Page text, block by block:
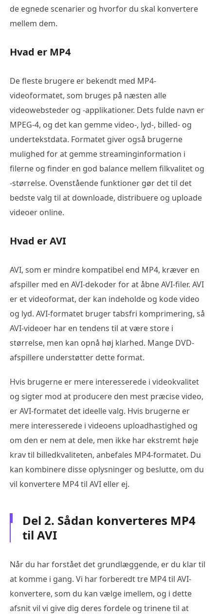
de egnede scenarier og hvorfor du skal konvertere
mellem dem.
Hvad er MP4
De fleste brugere er bekendt med MP4-
videoformatet, som bruges på næsten alle
videowebsteder og -applikationer. Dets fulde navn er
MPEG-4, og det kan gemme video-, lyd-, billed- og
undertekstdata. Formatet giver også brugerne
mulighed for at gemme streaminginformation i
filerne og finder en god balance mellem filkvalitet og
-størrelse. Ovenstående funktioner gør det til det
bedste valg til at downloade, distribuere og uploade
videoer online.
Hvad er AVI
AVI, som er mindre kompatibel end MP4, kræver en
afspiller med en AVI-dekoder for at åbne AVI-filer. AVI
er et videoformat, der kan indeholde og kode video
og lyd. AVI-formatet bruger tabsfri komprimering, så
AVI-videoer har en tendens til at være store i
størrelse, men kan opnå høj klarhed. Mange DVD-
afspillere understøtter dette format.
Hvis brugerne er mere interesserede i videokvalitet
og sigter mod at producere den mest præcise video,
er AVI-formatet det ideelle valg. Hvis brugerne er
mere interesserede i videoens uploadhastighed og
om den er nem at dele, men ikke har ekstremt høje
krav til billedkvaliteten, anbefales MP4-formatet. Du
kan kombinere disse oplysninger og beslutte, om du
vil konvertere MP4 til AVI eller ej.
Del 2. Sådan konverteres MP4
til AVI
Når du har forstået det grundlæggende, er du klar til
at komme i gang. Vi har forberedt tre MP4 til AVI-
konvertere, som du kan vælge imellem, og i dette
afsnit vil vi give dig deres fordele og trinene til at